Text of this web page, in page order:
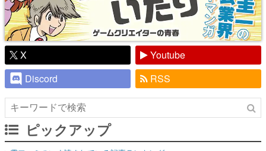
X
Youtube
Discord
RSS
ピックアップ